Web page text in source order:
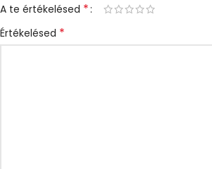
A te értékelésed *
Értékelésed *